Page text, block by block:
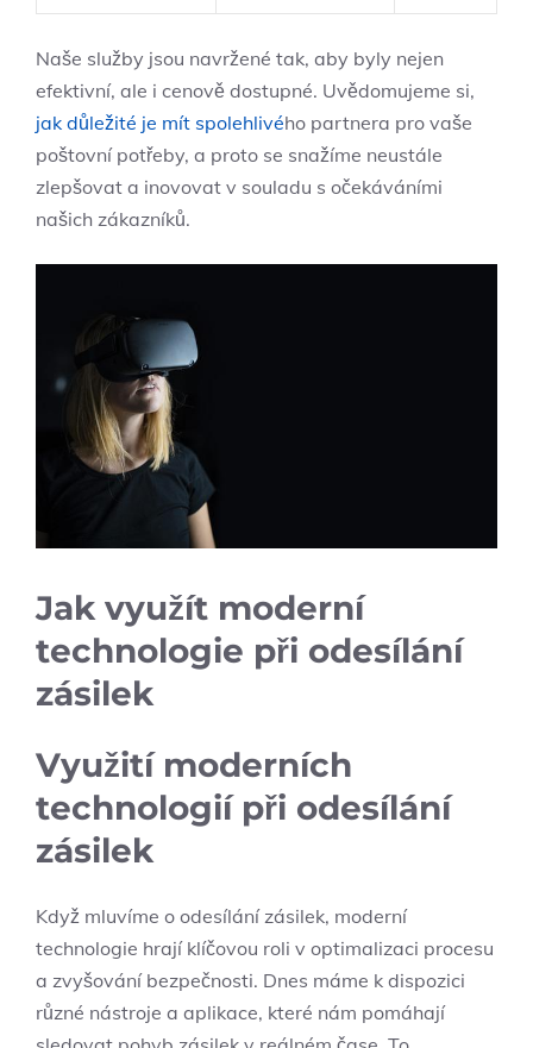
Naše služby jsou navržené tak, aby byly nejen
efektivní, ale i cenově dostupné. Uvědomujeme si,
jak důležité je mít spolehlivého partnera pro vaše
poštovní potřeby, a proto se snažíme neustále
zlepšovat a inovovat v souladu s očekáváními
našich zákazníků.
Jak využít moderní
technologie při odesílání
zásilek
Využití moderních
technologií při odesílání
zásilek
Když mluvíme o odesílání zásilek, moderní
technologie hrají klíčovou roli v optimalizaci procesu
a zvyšování bezpečnosti. Dnes máme k dispozici
různé nástroje a aplikace, které nám pomáhají